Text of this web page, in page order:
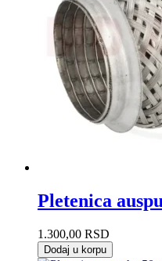
Pletenica
1.300,00 RSD
Dodaj u korpu